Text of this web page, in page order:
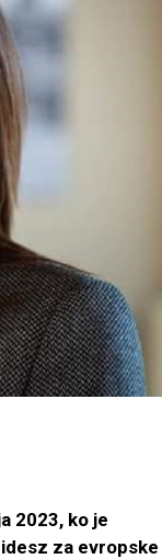
2023, ko je
za evropske